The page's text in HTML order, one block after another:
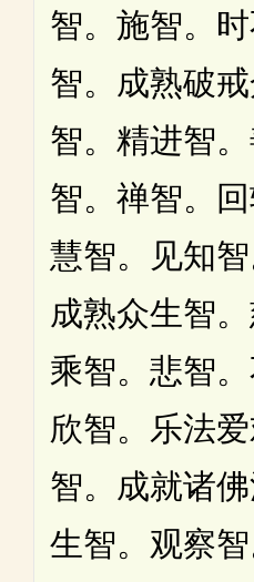
智。施智。
智。成熟破
智。精进智
智。禅智。
慧智。见知智
成熟众生智
乘智。悲智。
欣智。乐法
智。成就诸
生智。观察